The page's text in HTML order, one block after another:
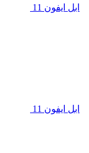
ابل ايفون 11
ابل ايفون 11